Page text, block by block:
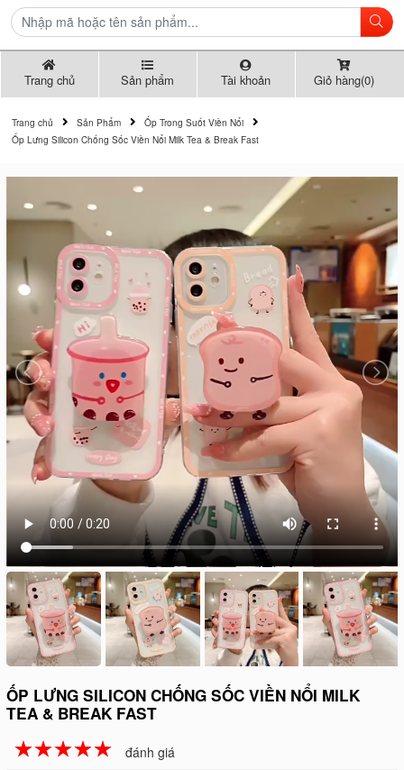
Trang chủ Sản phẩm Tài khoản Giỏ hàng(0)
Trang chủ Sản Phẩm
Ốp Trong Suốt Viền Nổi
Ốp Lưng Silicon Chống Sốc Viền Nổi Milk Tea & Break Fast
ỐP LƯNG SILICON CHỐNG SỐC VIỀN NỔI MILK
TEA & BREAK FAST
☆☆☆☆☆
★★★★★ đánh giá